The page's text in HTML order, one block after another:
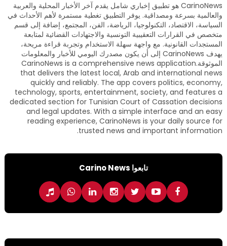
CarinoNews هو تطبيق إخباري شامل يقدم آخر الأخبار المحلية والعربية
والعالمية بسرعة ومصداقية. يوفر التطبيق تغطية مستمرة لأهم الأحداث في
السياسة، الاقتصاد، التكنولوجيا، الرياضة، الفن، المجتمع، إضافة إلى قسم
متخصص في القرارات التعقيبية التونسية والاجتهادات القضائية لمتابعة
المستجدات القانونية. مع واجهة سهلة الاستخدام وتجربة قراءة مريحة،
يهدف CarinoNews إلى أن يكون مصدرك اليومي للأخبار والمعلومات
الموثوقة.CarinoNews is a comprehensive news application
that delivers the latest local, Arab and international news
quickly and reliably. The app covers politics, economy,
technology, sports, entertainment, society, and features a
dedicated section for Tunisian Court of Cassation decisions
and legal updates. With a simple interface and an easy
reading experience, CarinoNews is your daily source for
trusted news and important information.
تابعوا Carino News